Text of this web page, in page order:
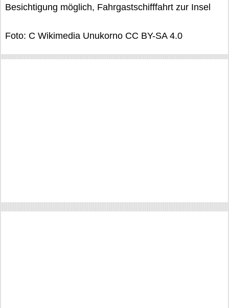
Besichtigung möglich, Fahrgastschifffahrt zur Insel
Foto: C Wikimedia Unukorno CC BY-SA 4.0